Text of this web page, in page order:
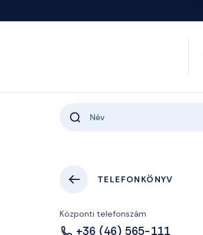
TELEFONKÖNYV
Központi telefonszám
+36 (46) 565-111